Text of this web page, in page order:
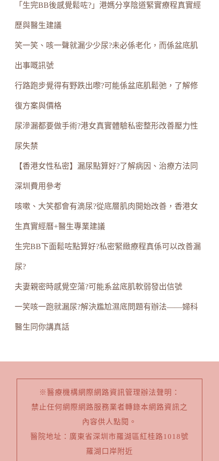
「生完BB後感覺鬆咗?」港媽分享陰道緊實療程真實經
歷與醫生建議
笑一笑、咳一聲就漏少少尿?未必係老化，而係盆底肌
出事嘅訊號
行路跑步覺得有野跌出嚟?可能係盆底肌鬆弛，了解修
復方案與價格
尿滲漏都要做手術?港女真實體驗私密整形改善壓力性
尿失禁
【香港女性私密】漏尿點算好?了解病因、治療方法同
深圳費用參考
咳嗽、大笑都會有滴尿?從底層肌肉開始改善，香港女
生真實經曆+醫生專業建議
生完BB下面鬆咗點算好?私密緊緻療程真係可以改善漏
尿?
夫妻親密時感覺空蕩?可能系盆底肌軟弱發出信號
一笑咳一跑就漏尿?解決尷尬濕底問題有辦法——婦科
醫生同你講真話
※醫療機構網際網路資訊管理辦法聲明：
禁止任何網際網路服務業者轉錄本網路資訊之
內容供人點閱。
醫院地址：廣東省深圳市羅湖區紅桂路1018號
羅湖口岸附近